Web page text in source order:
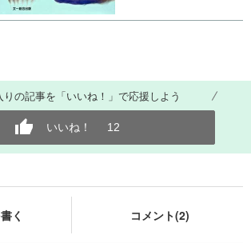
りの記事を「いいね！」で応援しよう
いいね！ 12
く コメント(2)